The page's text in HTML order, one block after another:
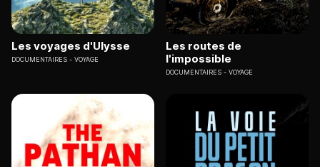
Les voyages d'Ulysse
DOCUMENTAIRES VOYAGE
Les routes de
l'impossible
DOCUMENTAIRES VOYAGE